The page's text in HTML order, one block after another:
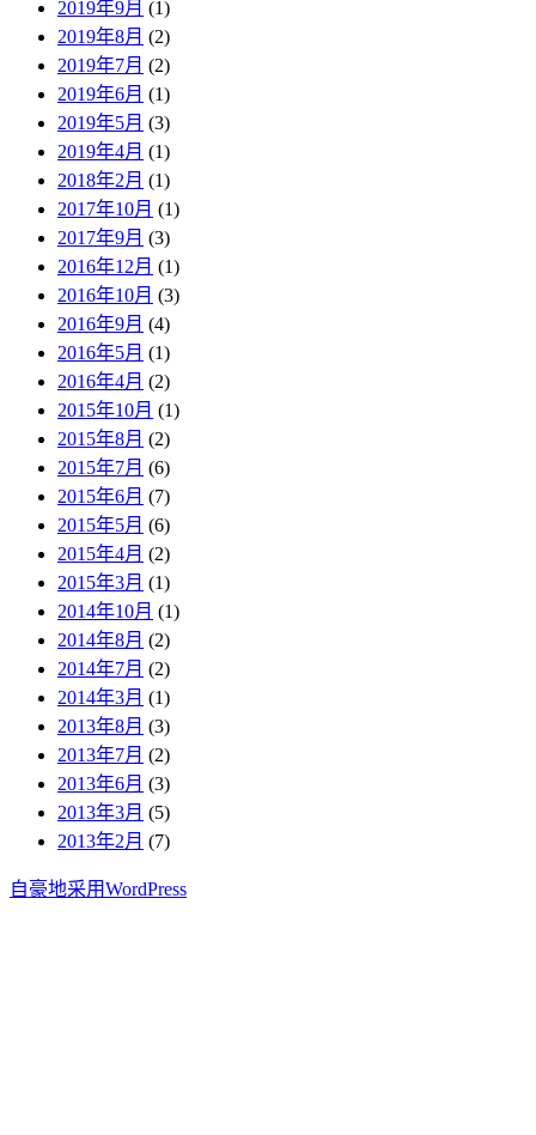
2019年9月 (1)
2019年8月 (2)
2019年7月 (2)
2019年6月 (1)
2019年5月 (3)
2019年4月 (1)
2018年2月 (1)
2017年10月 (1)
2017年9月 (3)
2016年12月 (1)
2016年10月 (3)
2016年9月 (4)
2016年5月 (1)
2016年4月 (2)
2015年10月 (1)
2015年8月 (2)
2015年7月 (6)
2015年6月 (7)
2015年5月 (6)
2015年4月 (2)
2015年3月 (1)
2014年10月 (1)
2014年8月 (2)
2014年7月 (2)
2014年3月 (1)
2013年8月 (3)
2013年7月 (2)
2013年6月 (3)
2013年3月 (5)
2013年2月 (7)
自豪地采用WordPress